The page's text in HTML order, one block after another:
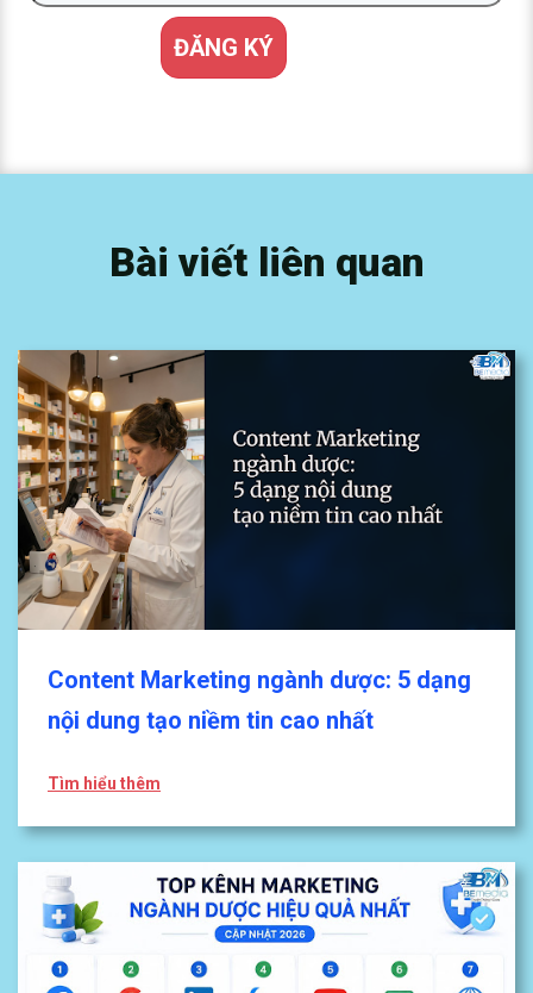
Bài viết liên quan
Content Marketing ngành dược: 5 dạng
nội dung tạo niềm tin cao nhất
Tìm hiểu thêm